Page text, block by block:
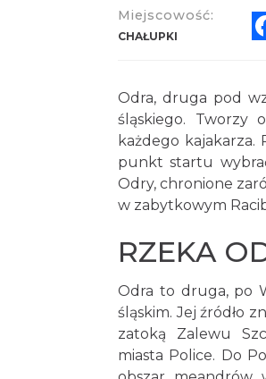
Miejscowość:
CHAŁUPKI
Odra, druga pod
śląskiego. Tworzy
każdego kajakarza.
punkt startu
Odry, chronione
w zabytkowym
RZEKA
Odra to druga, po
śląskim. Jej źródło
zatoką Zalewu
miasta Police. Do